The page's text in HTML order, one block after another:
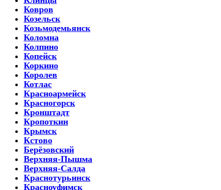
Ковров
Козельск
Козьмодемьянск
Коломна
Колпино
Копейск
Коркино
Королев
Котлас
Красноармейск
Красногорск
Кронштадт
Кропоткин
Крымск
Кстово
Берёзовский
Верхняя-Пышма
Верхняя-Салда
Краснотурьинск
Красноуфимск